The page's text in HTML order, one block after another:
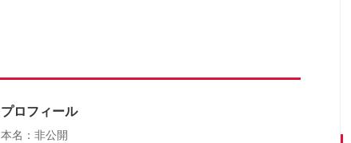
プロフィール
本名：非公開